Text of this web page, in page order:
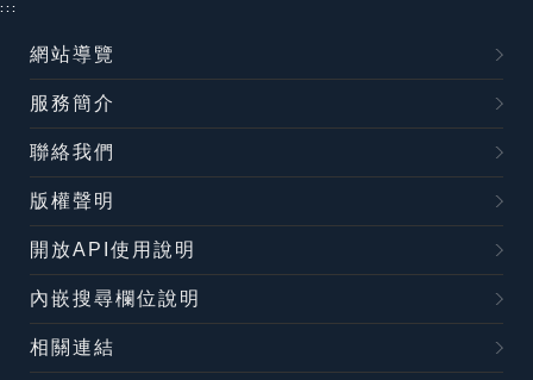
:::
網站導覽
服務簡介
聯絡我們
版權聲明
開放API使用說明
內嵌搜尋欄位說明
相關連結